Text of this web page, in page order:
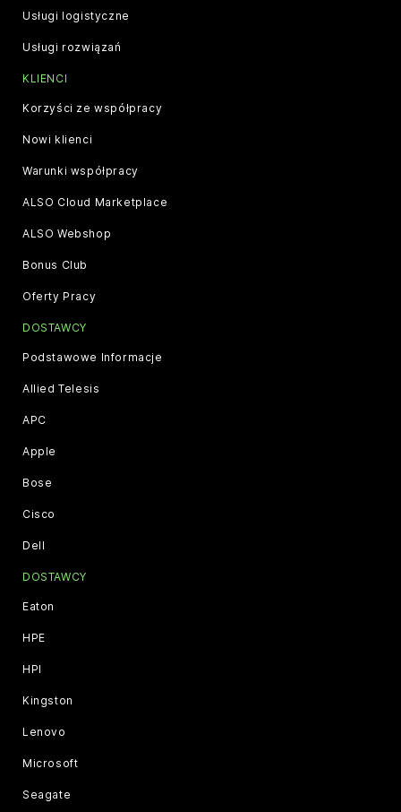
Usługi logistyczne
Usługi rozwiązań
KLIENCI
Korzyści ze współpracy
Nowi klienci
Warunki współpracy
ALSO Cloud Marketplace
ALSO Webshop
Bonus Club
Oferty Pracy
DOSTAWCY
Podstawowe Informacje
Allied Telesis
APC
Apple
Bose
Cisco
Dell
DOSTAWCY
Eaton
HPE
HPI
Kingston
Lenovo
Microsoft
Seagate